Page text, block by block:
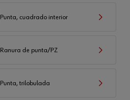
Punta, cuadrado interior
Ranura de punta/PZ
Punta, trilobulada